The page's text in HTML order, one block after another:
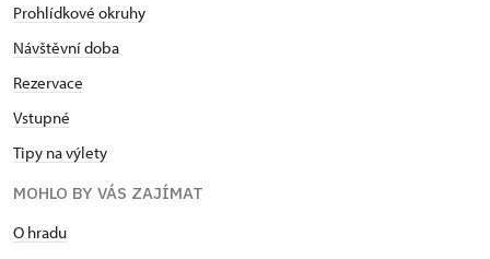
Prohlídkové okruhy
Návštěvní doba
Rezervace
Vstupné
Tipy na výlety
MOHLO BY VÁS ZAJÍMAT
O hradu